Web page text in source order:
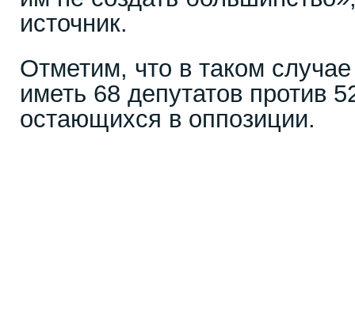
источник.
Отметим, что в таком
иметь 68 депутатов против
остающихся в оппозиции.